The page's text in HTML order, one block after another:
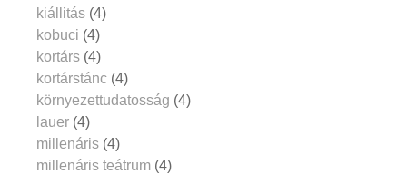
kiállitás (4)
kobuci (4)
kortárs (4)
kortárstánc (4)
környezettudatosság (4)
lauer (4)
millenáris (4)
millenáris teátrum (4)